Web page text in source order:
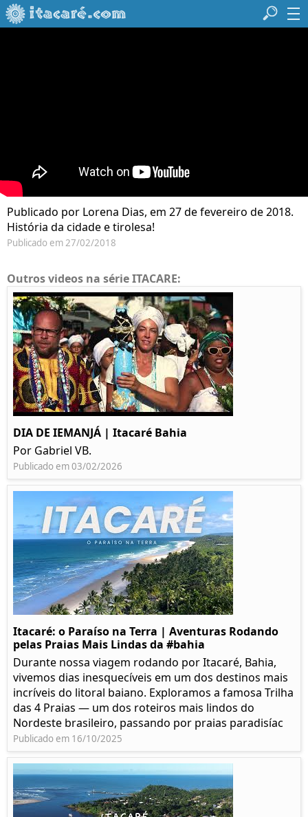
Publicado por Lorena Dias, em 27 de fevereiro de 2018.
História da cidade e tirolesa!
Publicado em 27/02/2018
Outros videos na série ITACARE:
DIA DE IEMANJÁ | Itacaré Bahia
Por Gabriel VB.
Publicado em 03/02/2026
Itacaré: o Paraíso na Terra | Aventuras Rodando
pelas Praias Mais Lindas da #bahia
Durante nossa viagem rodando por Itacaré, Bahia,
vivemos dias inesquecíveis em um dos destinos mais
incríveis do litoral baiano. Exploramos a famosa Trilha
das 4 Praias — um dos roteiros mais lindos do
Nordeste brasileiro, passando por praias paradisíac
Publicado em 16/10/2025